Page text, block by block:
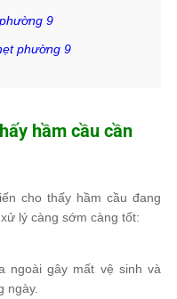
9
phường 9
hầm cầu cần
cho thấy hầm cầu đang
lý càng sớm càng tốt:
ngoài gây mất vệ sinh và
ngày.